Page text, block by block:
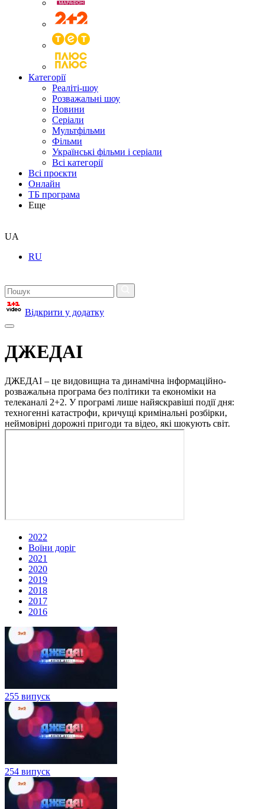
Категорії
Реаліті-шоу
Розважальні шоу
Новини
Серіали
Мультфільми
Фільми
Українські фільми і серіали
Всі категорії
Всі проєкти
Онлайн
ТБ програма
Еще
UA
RU
Відкрити у додатку
ДЖЕДАІ
ДЖЕДАІ – це видовищна та динамічна інформаційно-
розважальна програма без політики та економіки на
телеканалі 2+2. У програмі лише найяскравіші події дня:
техногенні катастрофи, кричущі кримінальні розбірки,
неймовірні дорожні пригоди та відео, які шокують світ.
2022
Воїни доріг
2021
2020
2019
2018
2017
2016
255 випуск
254 випуск